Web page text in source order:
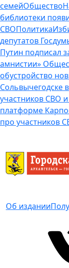
семейОбщество
библиотеки
СВОПолитика
депутатов
Путин подписал
амнистии»
обустройство
Сольвычегодске
участников СВО
платформе
про участников
Об издании